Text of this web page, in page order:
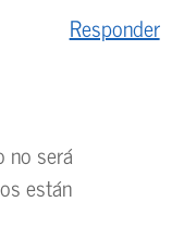
Responder
no será
están